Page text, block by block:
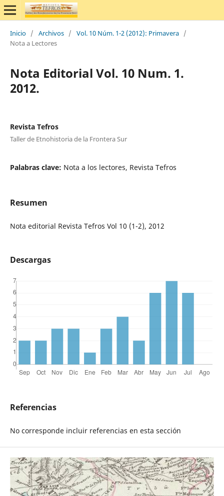
Inicio / Archivos / Vol. 10 Núm. 1-2 (2012): Primavera /
Nota a Lectores
Nota Editorial Vol. 10 Num. 1.
2012.
Revista Tefros
Taller de Etnohistoria de la Frontera Sur
Palabras clave: Nota a los lectores, Revista Tefros
Resumen
Nota editorial Revista Tefros Vol 10 (1-2), 2012
Descargas
Referencias
No corresponde incluir referencias en esta sección